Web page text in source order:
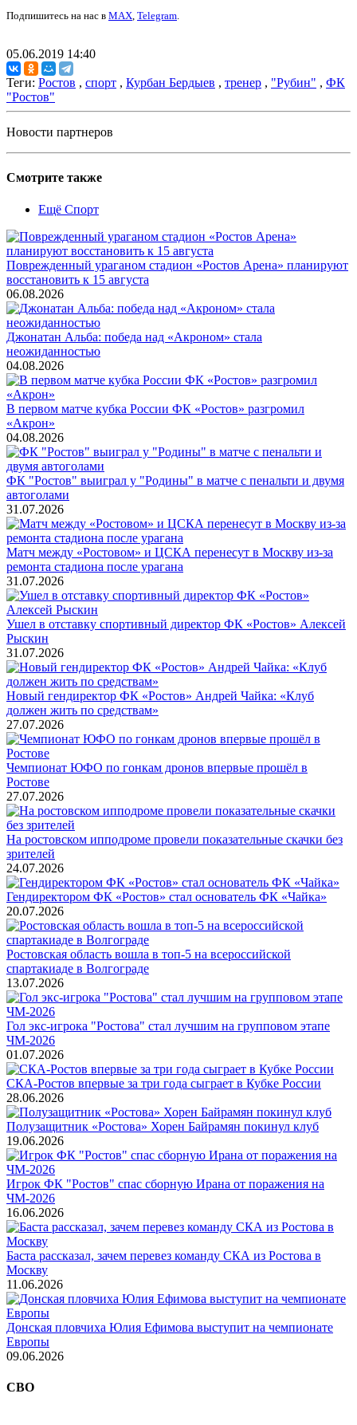
Подпишитесь на нас в MAX, Telegram.
05.06.2019 14:40
Теги: Ростов , спорт , Курбан Бердыев , тренер , "Рубин" , ФК
"Ростов"
Новости партнеров
Смотрите также
Ещё Спорт
Поврежденный ураганом стадион «Ростов Арена» планируют
восстановить к 15 августа
06.08.2026
Джонатан Альба: победа над «Акроном» стала
неожиданностью
04.08.2026
В первом матче кубка России ФК «Ростов» разгромил
«Акрон»
04.08.2026
ФК "Ростов" выиграл у "Родины" в матче с пенальти и двумя
автоголами
31.07.2026
Матч между «Ростовом» и ЦСКА перенесут в Москву из-за
ремонта стадиона после урагана
31.07.2026
Ушел в отставку спортивный директор ФК «Ростов» Алексей
Рыскин
31.07.2026
Новый гендиректор ФК «Ростов» Андрей Чайка: «Клуб
должен жить по средствам»
27.07.2026
Чемпионат ЮФО по гонкам дронов впервые прошёл в
Ростове
27.07.2026
На ростовском ипподроме провели показательные скачки без
зрителей
24.07.2026
Гендиректором ФК «Ростов» стал основатель ФК «Чайка»
20.07.2026
Ростовская область вошла в топ-5 на всероссийской
спартакиаде в Волгограде
13.07.2026
Гол экс-игрока "Ростова" стал лучшим на групповом этапе
ЧМ-2026
01.07.2026
СКА-Ростов впервые за три года сыграет в Кубке России
28.06.2026
Полузащитник «Ростова» Хорен Байрамян покинул клуб
19.06.2026
Игрок ФК "Ростов" спас сборную Ирана от поражения на
ЧМ-2026
16.06.2026
Баста рассказал, зачем перевез команду СКА из Ростова в
Москву
11.06.2026
Донская пловчиха Юлия Ефимова выступит на чемпионате
Европы
09.06.2026
СВО